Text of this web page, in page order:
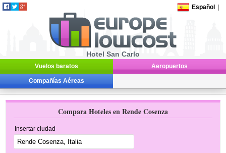
Español
Hotel San Carlo
Vuelos baratos Aeropuertos
Compañías Aéreas
Compara Hoteles en Rende Cosenza
Insertar ciudad